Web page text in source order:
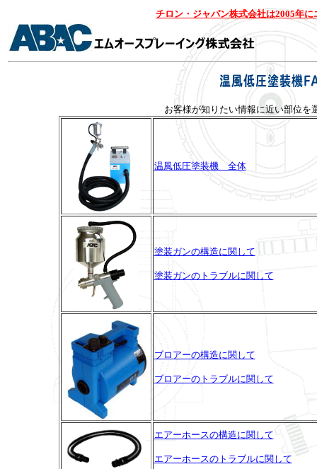
チロン・ジャパン株式会社は2005年
お客様が知りたい情報に近い部位を
温風低圧塗装機 全体
塗装ガンの構造に関して
塗装ガンのトラブルに関して
ブロアーの構造に関して
ブロアーのトラブルに関して
エアーホースの構造に関して
エアーホースのトラブルに関して